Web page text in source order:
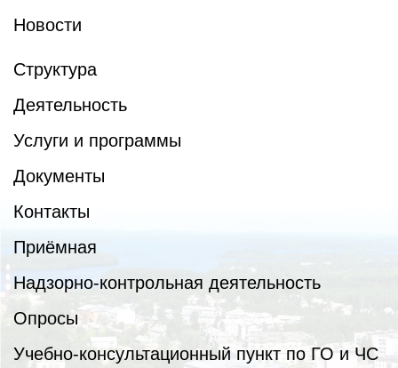
Новости
Структура
Деятельность
Услуги и программы
Документы
Контакты
Приёмная
Надзорно-контрольная деятельность
Опросы
Учебно-консультационный пункт по ГО и ЧС